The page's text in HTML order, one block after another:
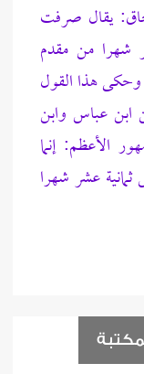
يقال صرفت
شهرا من مقدم
وحكى هذا القول
عباس وابن
الأعظم: إنما
عشر شهرا